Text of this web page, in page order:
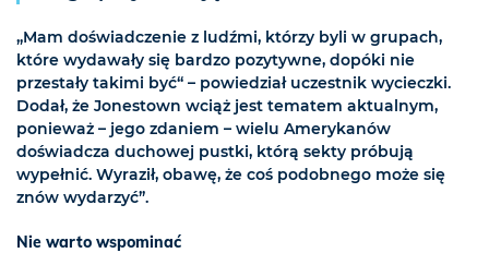
„Mam doświadczenie z ludźmi, którzy byli w grupach,
które wydawały się bardzo pozytywne, dopóki nie
przestały takimi być“ – powiedział uczestnik wycieczki.
Dodał, że Jonestown wciąż jest tematem aktualnym,
ponieważ – jego zdaniem – wielu Amerykanów
doświadcza duchowej pustki, którą sekty próbują
wypełnić. Wyraził, obawę, że coś podobnego może się
znów wydarzyć”.
Nie warto wspominać